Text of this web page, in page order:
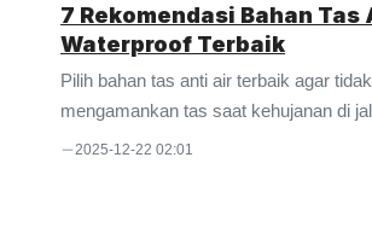
7 Rekomendasi Bahan Tas
Waterproof Terbaik
Pilih bahan tas anti air terbaik agar
mengamankan tas saat kehujanan di
outdoor. Ketahui pilihan bahannya di sini.
2025-12-22 02:01